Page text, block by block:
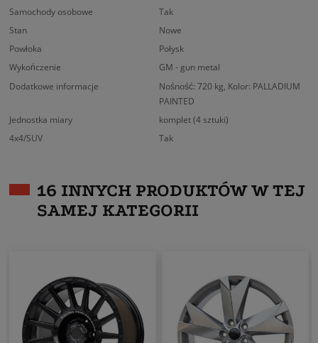
Samochody osobowe
Tak
Stan
Nowe
Powłoka
Połysk
Wykończenie
GM - gun metal
Dodatkowe informacje
Nośność: 720 kg, Kolor: PALLADIUM
PAINTED
Jednostka miary
komplet (4 sztuki)
4x4/SUV
Tak
16 INNYCH PRODUKTÓW W TEJ
SAMEJ KATEGORII